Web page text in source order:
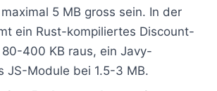
5 MB gross sein. In der
ein Rust-kompiliertes Discount-
400 KB raus, ein Javy-
JS-Module bei 1.5-3 MB.